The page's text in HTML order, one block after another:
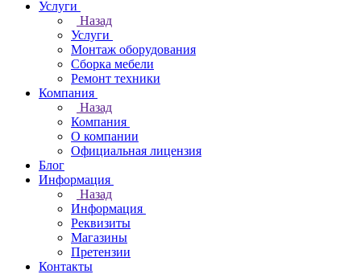
Услуги
Назад
Услуги
Монтаж оборудования
Сборка мебели
Ремонт техники
Компания
Назад
Компания
О компании
Официальная лицензия
Блог
Информация
Назад
Информация
Реквизиты
Магазины
Претензии
Контакты